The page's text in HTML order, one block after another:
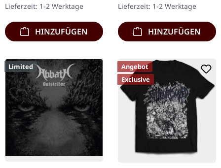
"Violation.Strife…
Lieferzeit: 1-2 Werktage
HINZUFÜGEN
Lieferzeit: 1-2 Werktage
HINZUFÜGEN
Limited
Angebot
Exclusive